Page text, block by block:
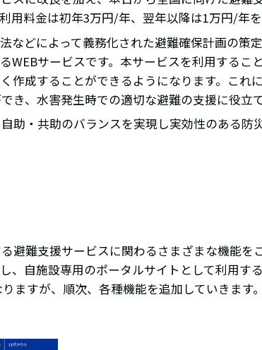
用料金は初年3万円/年、翌年以降は1万円/年
などによって義務化された避難確保計画の策
サービスです。本サービスを利用するこ
作成することができるようになります。これ
き、水害発生時での適切な避難の支援に役立
助・共助のバランスを実現し実効性のある防
避難支援サービスに関わるさまざまな機能を
自施設専用のポータルサイトとして利用す
ますが、順次、各種機能を追加していきます